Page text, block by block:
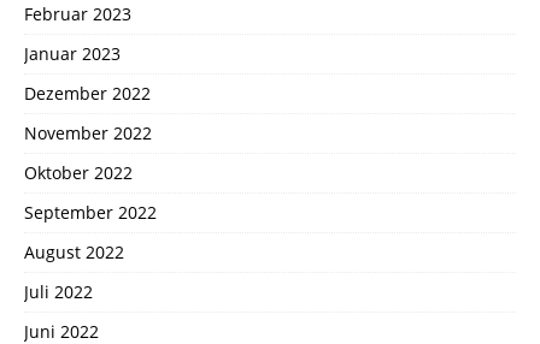
Februar 2023
Januar 2023
Dezember 2022
November 2022
Oktober 2022
September 2022
August 2022
Juli 2022
Juni 2022